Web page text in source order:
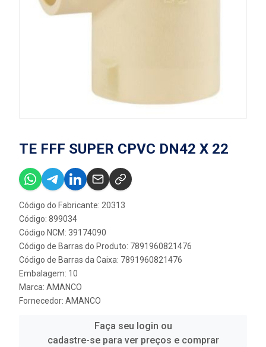
TE FFF SUPER CPVC DN42 X 22
Código do Fabricante: 20313
Código: 899034
Código NCM: 39174090
Código de Barras do Produto: 7891960821476
Código de Barras da Caixa: 7891960821476
Embalagem: 10
Marca: AMANCO
Fornecedor: AMANCO
Faça seu login ou
cadastre-se para ver preços e comprar